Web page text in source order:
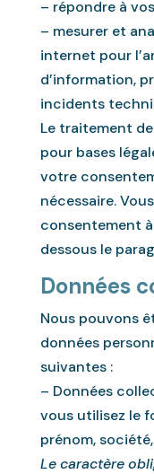
– répondre à
– mesurer et
internet pour
d’information,
incidents
Le traitement
pour bases
votre
nécessaire.
consentement
dessous le
Données
Nous pouvons
données
suivantes :
– Données
vous utilisez le
prénom,
Le caractère